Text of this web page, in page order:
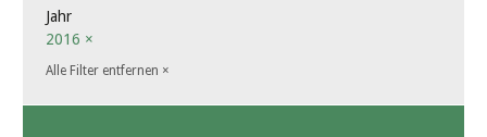
Jahr
2016 ×
Alle Filter entfernen ×